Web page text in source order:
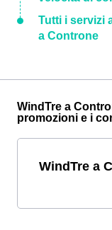
Tutti i servizi
a Controne
WindTre a
promozioni e i
WindTre a